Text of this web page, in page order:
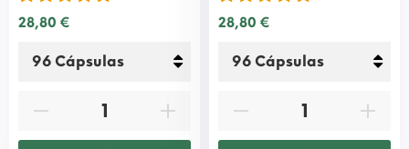
28,80 € 28,80 €